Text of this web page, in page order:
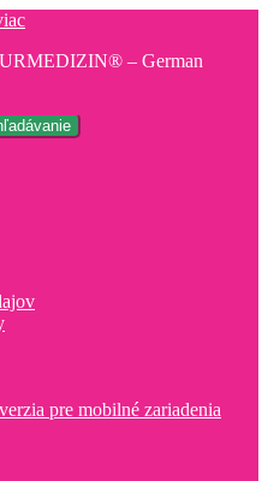
– German
pre mobilné zariadenia